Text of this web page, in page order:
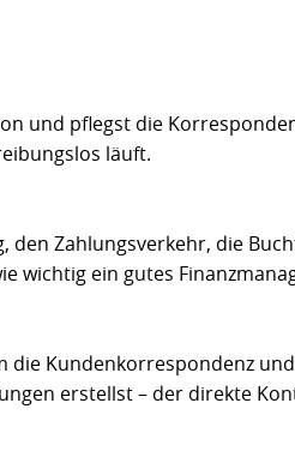
und pflegst die
läuft.
den Zahlungsverkehr, die
wichtig ein gutes
Kundenkorrespondenz
erstellst – der direkte